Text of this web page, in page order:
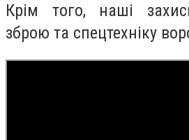
Крім того, наші
зброю та спецтехніку